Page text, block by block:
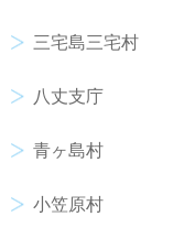
三宅島三宅村
八丈支庁
青ヶ島村
小笠原村